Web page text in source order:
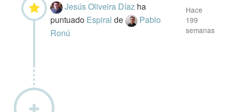
Jesús Oliveira Díaz ha
puntuado Espiralde
Pablo
Ronú
Hace
199
semanas